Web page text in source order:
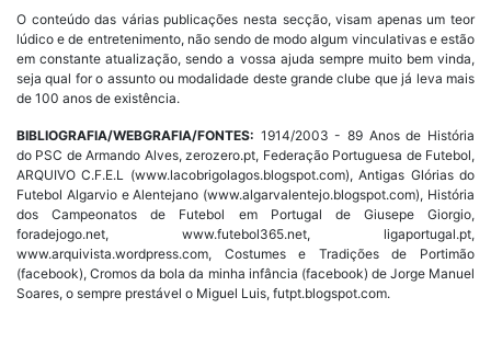
O conteúdo das várias publicações nesta secção, visam apenas um teor
lúdico e de entretenimento, não sendo de modo algum vinculativas e estão
em constante atualização, sendo a vossa ajuda sempre muito bem vinda,
seja qual for o assunto ou modalidade deste grande clube que já leva mais
de 100 anos de existência.
BIBLIOGRAFIA/WEBGRAFIA/FONTES: 1914/2003 - 89 Anos de História
do PSC de Armando Alves, zerozero.pt, Federação Portuguesa de Futebol,
ARQUIVO C.F.E.L (www.lacobrigolagos.blogspot.com), Antigas Glórias do
Futebol Algarvio e Alentejano (www.algarvalentejo.blogspot.com), História
dos Campeonatos de Futebol em Portugal de Giusepe Giorgio,
foradejogo.net, www.futebol365.net, ligaportugal.pt,
www.arquivista.wordpress.com, Costumes e Tradições de Portimão
(facebook), Cromos da bola da minha infância (facebook) de Jorge Manuel
Soares, o sempre prestável o Miguel Luis, futpt.blogspot.com.